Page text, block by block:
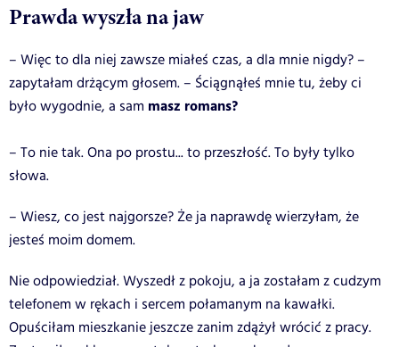
Prawda wyszła na jaw
– Więc to dla niej zawsze miałeś czas, a dla mnie nigdy? –
zapytałam drżącym głosem. – Ściągnąłeś mnie tu, żeby ci
było wygodnie, a sam masz romans?
– To nie tak. Ona po prostu... to przeszłość. To były tylko
słowa.
– Wiesz, co jest najgorsze? Że ja naprawdę wierzyłam, że
jesteś moim domem.
Nie odpowiedział. Wyszedł z pokoju, a ja zostałam z cudzym
telefonem w rękach i sercem połamanym na kawałki.
Opuściłam mieszkanie jeszcze zanim zdążył wrócić z pracy.